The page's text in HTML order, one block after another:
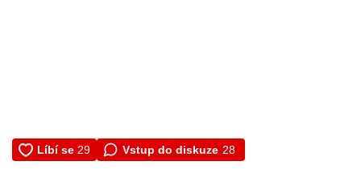
Vstup do diskuze 28